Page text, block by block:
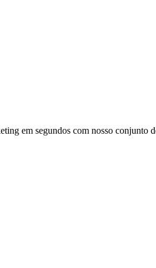
em segundos com nosso conjunto